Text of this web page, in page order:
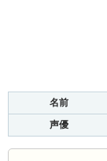
名前
声優